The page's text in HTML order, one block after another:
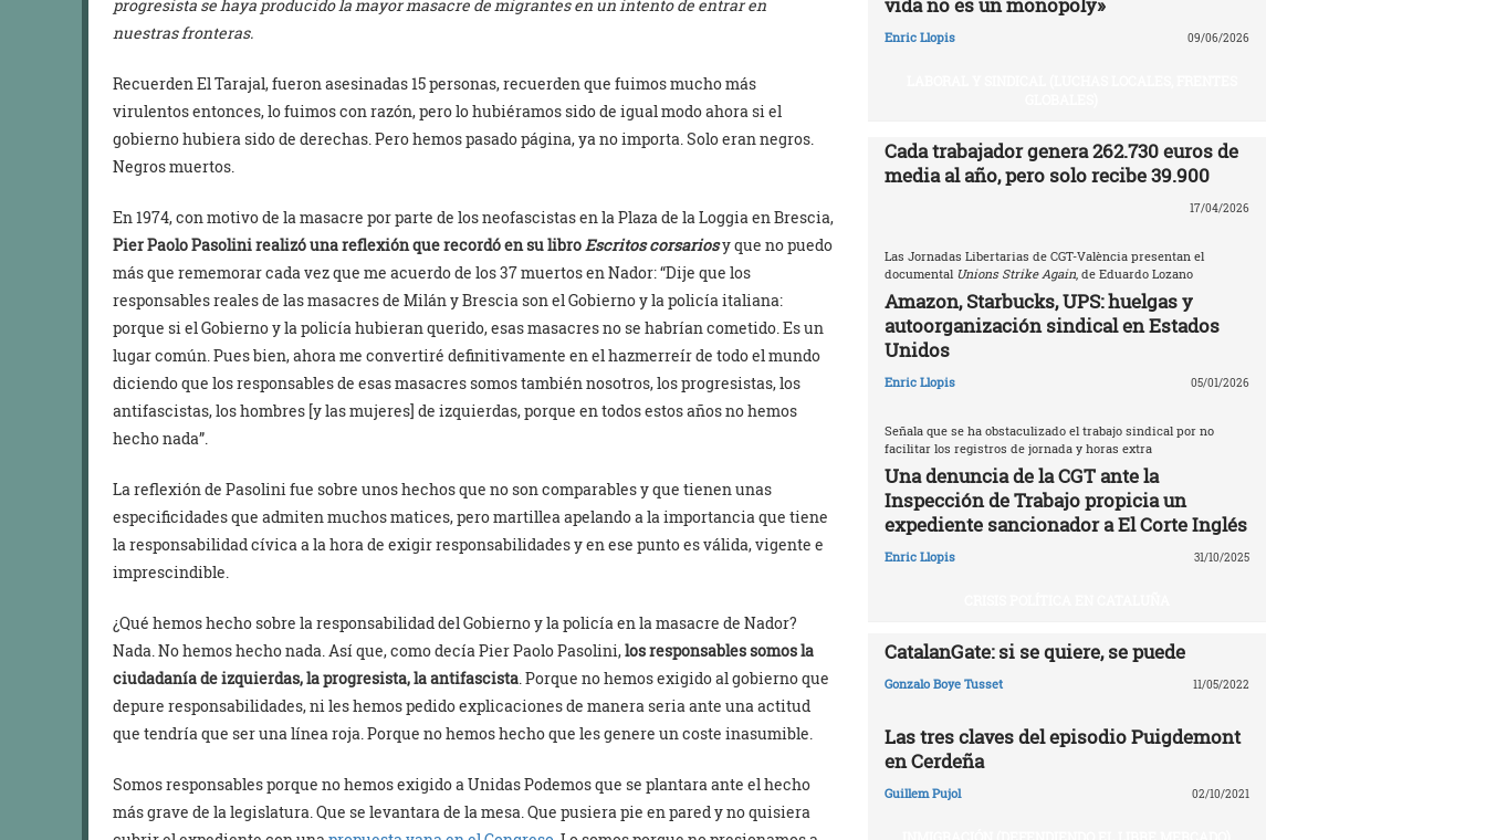
progresista se haya producido la mayor masacre de migrantes en un intento de entrar en
nuestras fronteras.
Recuerden El Tarajal, fueron asesinadas 15 personas, recuerden que fuimos mucho más
virulentos entonces, lo fuimos con razón, pero lo hubiéramos sido de igual modo ahora si el
gobierno hubiera sido de derechas. Pero hemos pasado página, ya no importa. Solo eran negros.
Negros muertos.
En 1974, con motivo de la masacre por parte de los neofascistas en la Plaza de la Loggia en Brescia,
Pier Paolo Pasolini realizó una reflexión que recordó en su libroEscritos corsariosy que no puedo
más que rememorar cada vez que me acuerdo de los 37 muertos en Nador: “Dije que los
responsables reales de las masacres de Milán y Brescia son el Gobierno y la policía italiana:
porque si el Gobierno y la policía hubieran querido, esas masacres no se habrían cometido. Es un
lugar común. Pues bien, ahora me convertiré definitivamente en el hazmerreír de todo el mundo
diciendo que los responsables de esas masacres somos también nosotros, los progresistas, los
antifascistas, los hombres [y las mujeres] de izquierdas, porque en todos estos años no hemos
hecho nada”.
La reflexión de Pasolini fue sobre unos hechos que no son comparables y que tienen unas
especificidades que admiten muchos matices, pero martillea apelando a la importancia que tiene
la responsabilidad cívica a la hora de exigir responsabilidades y en ese punto es válida, vigente e
imprescindible.
¿Qué hemos hecho sobre la responsabilidad del Gobierno y la policía en la masacre de Nador?
Nada. No hemos hecho nada. Así que, como decía Pier Paolo Pasolini,los responsables somos la
ciudadanía de izquierdas, la progresista, la antifascista. Porque no hemos exigido al gobierno que
depure responsabilidades, ni les hemos pedido explicaciones de manera seria ante una actitud
que tendría que ser una línea roja. Porque no hemos hecho que les genere un coste inasumible.
Somos responsables porque no hemos exigido a Unidas Podemos que se plantara ante el hecho
más grave de la legislatura. Que se levantara de la mesa. Que pusiera pie en pared y no quisiera
Enric Llopis 09/06/2026
Cada trabajador genera 262.730 euros de
media al año, pero solo recibe 39.900
17/04/2026
Las Jornadas Libertarias de CGT-València presentan el
documental Unions Strike Again, de Eduardo Lozano
Amazon, Starbucks, UPS: huelgas y
autoorganización sindical en Estados
Unidos
Enric Llopis 05/01/2026
Señala que se ha obstaculizado el trabajo sindical por no
facilitar los registros de jornada y horas extra
Una denuncia de la CGT ante la
Inspección de Trabajo propicia un
expediente sancionador a El Corte Inglés
Enric Llopis 31/10/2025
CatalanGate: si se quiere, se puede
Gonzalo Boye Tusset 11/05/2022
Las tres claves del episodio Puigdemont
en Cerdeña
Guillem Pujol 02/10/2021